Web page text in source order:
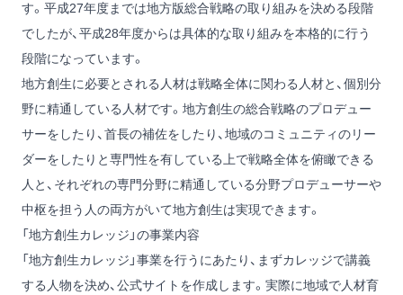
す。平成27年度までは地方版総合戦略の取り組みを決める段階
でしたが、平成28年度からは具体的な取り組みを本格的に行う
段階になっています。
地方創生に必要とされる人材は戦略全体に関わる人材と、個別分
野に精通している人材です。地方創生の総合戦略のプロデュー
サーをしたり、首長の補佐をしたり、地域のコミュニティのリー
ダーをしたりと専門性を有している上で戦略全体を俯瞰できる
人と、それぞれの専門分野に精通している分野プロデューサーや
中枢を担う人の両方がいて地方創生は実現できます。
「地方創生カレッジ」の事業内容
「地方創生カレッジ」事業を行うにあたり、まずカレッジで講義
する人物を決め、公式サイトを作成します。実際に地域で人材育